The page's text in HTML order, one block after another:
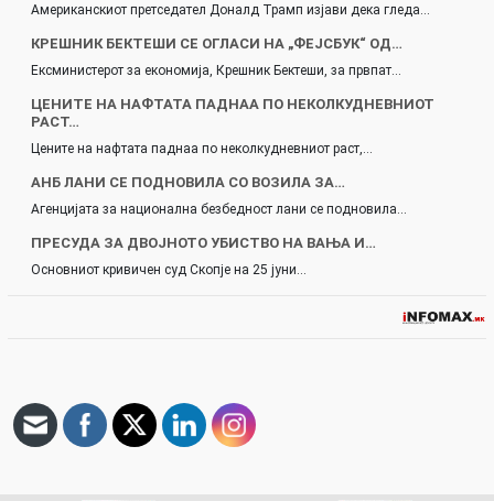
Американскиот претседател Доналд Трамп изјави дека гледа…
КРЕШНИК БЕКТЕШИ СЕ ОГЛАСИ НА „ФЕЈСБУК“ ОД…
Ексминистерот за економија, Крешник Бектеши, за првпат…
ЦЕНИТЕ НА НАФТАТА ПАДНАА ПО НЕКОЛКУДНЕВНИОТ
РАСТ…
Цените на нафтата паднаа по неколкудневниот раст,…
АНБ ЛАНИ СЕ ПОДНОВИЛА СО ВОЗИЛА ЗА…
Агенцијата за национална безбедност лани се подновила…
ПРЕСУДА ЗА ДВОЈНОТО УБИСТВО НА ВАЊА И…
Основниот кривичен суд Скопје на 25 јуни…